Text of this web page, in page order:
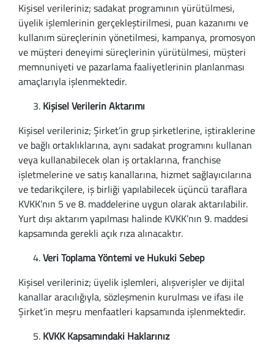
Kişisel verileriniz; sadakat programının yürütülmesi,
üyelik işlemlerinin gerçekleştirilmesi, puan kazanımı ve
kullanım süreçlerinin yönetilmesi, kampanya, promosyon
ve müşteri deneyimi süreçlerinin yürütülmesi, müşteri
memnuniyeti ve pazarlama faaliyetlerinin planlanması
amaçlarıyla işlenmektedir.
Kişisel Verilerin Aktarımı
Kişisel verileriniz; Şirket’in grup şirketlerine, iştiraklerine
ve bağlı ortaklıklarına, aynı sadakat programını kullanan
veya kullanabilecek olan iş ortaklarına, franchise
işletmelerine ve satış kanallarına, hizmet sağlayıcılarına
ve tedarikçilere, iş birliği yapılabilecek üçüncü taraflara
KVKK’nın 5 ve 8. maddelerine uygun olarak aktarılabilir.
Yurt dışı aktarım yapılması halinde KVKK’nın 9. maddesi
kapsamında gerekli açık rıza alınacaktır.
Veri Toplama Yöntemi ve Hukuki Sebep
Kişisel verileriniz; üyelik işlemleri, alışverişler ve dijital
kanallar aracılığıyla, sözleşmenin kurulması ve ifası ile
Şirket’in meşru menfaatleri kapsamında işlenmektedir.
KVKK Kapsamındaki Haklarınız